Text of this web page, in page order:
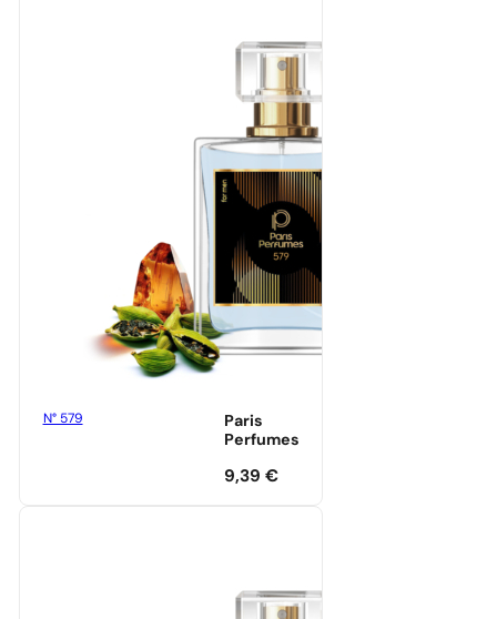
N° 579
Paris
Perfumes
9,39 €